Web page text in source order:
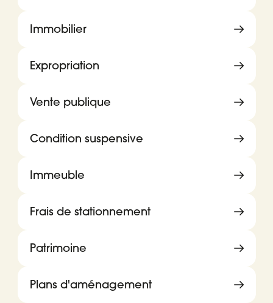
Immobilier
Expropriation
Vente publique
Condition suspensive
Immeuble
Frais de stationnement
Patrimoine
Plans d'aménagement